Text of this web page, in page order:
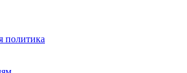
политика